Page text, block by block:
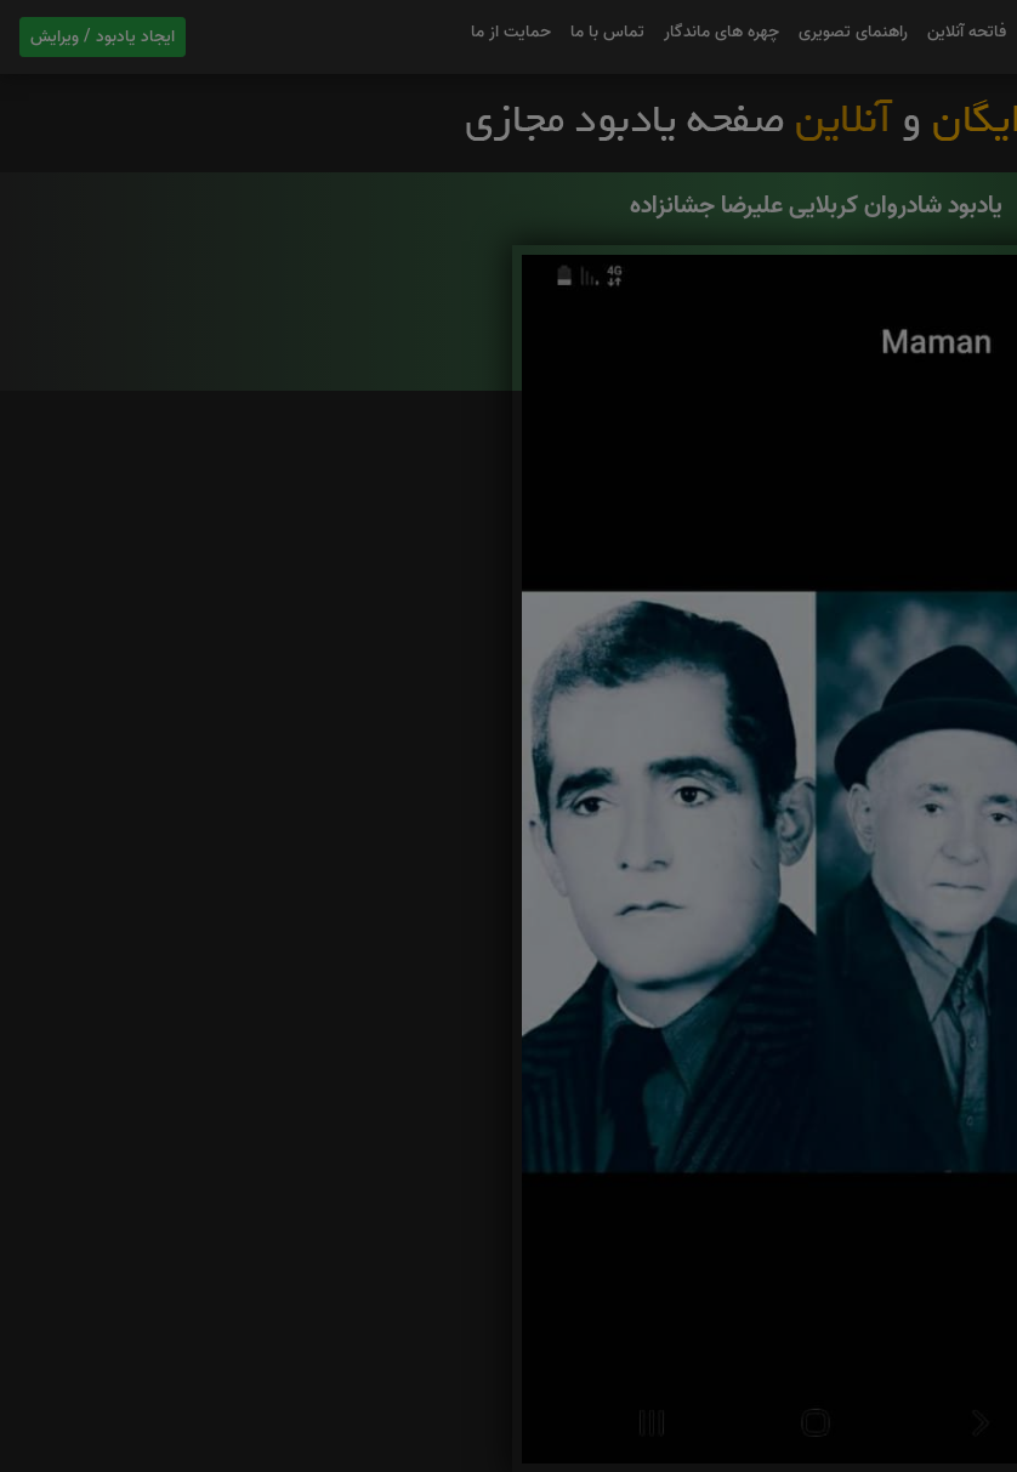
ایجاد یادبود / ویرایش فاتحه آنلاین راهنمای تصویری چهره های ماندگار تماس با ما حمایت از ما
یادبود شادروان کربلایی علیرضا جشانزاده